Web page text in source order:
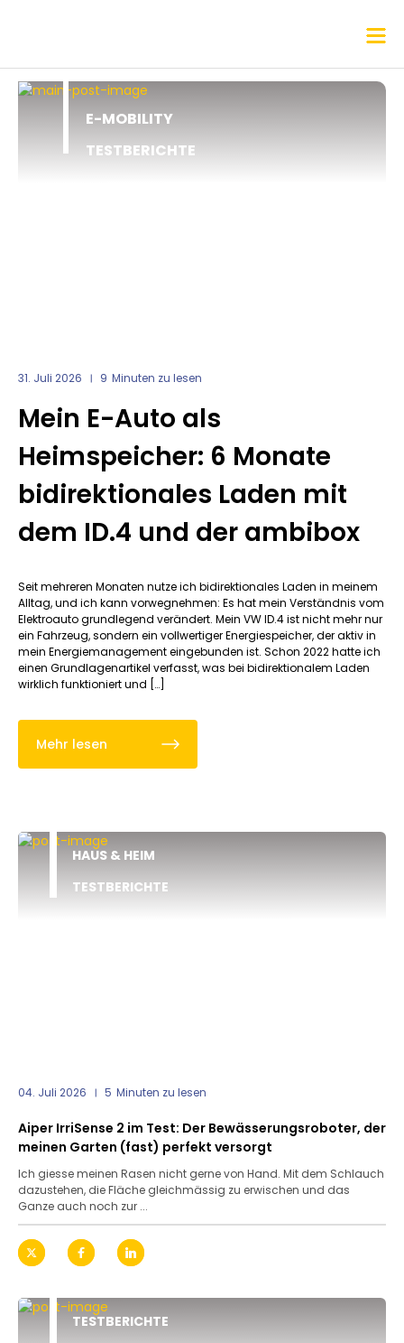
E-MOBILITY
TESTBERICHTE
31. Juli 2026 9 Minuten zu lesen
Mein E-Auto als
Heimspeicher: 6 Monate
bidirektionales Laden mit
dem ID.4 und der ambibox
Seit mehreren Monaten nutze ich bidirektionales Laden in meinem
Alltag, und ich kann vorwegnehmen: Es hat mein Verständnis vom
Elektroauto grundlegend verändert. Mein VW ID.4 ist nicht mehr nur
ein Fahrzeug, sondern ein vollwertiger Energiespeicher, der aktiv in
mein Energiemanagement eingebunden ist. Schon 2022 hatte ich
einen Grundlagenartikel verfasst, was bei bidirektionalem Laden
wirklich funktioniert und […]
Mehr lesen
HAUS & HEIM
TESTBERICHTE
04. Juli 2026 5 Minuten zu lesen
Aiper IrriSense 2 im Test: Der Bewässerungsroboter, der
meinen Garten (fast) perfekt versorgt
Ich giesse meinen Rasen nicht gerne von Hand. Mit dem Schlauch
dazustehen, die Fläche gleichmässig zu erwischen und das
Ganze auch noch zur ...
TESTBERICHTE